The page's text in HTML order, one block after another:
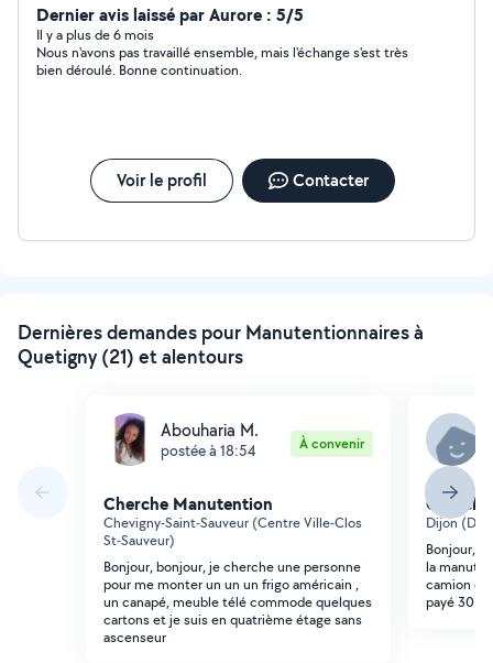
Dernier avis laissé par Aurore : 5/5
Il y a plus de 6 mois
Nous n'avons pas travaillé ensemble, mais l'échange s'est très
bien déroulé. Bonne continuation.
Voir le profil Contacter
Dernières demandes pour Manutentionnaires à
Quetigny (21) et alentours
Abouharia M.
postée à 18:54 À convenir
Cherche Manutention
Chevigny-Saint-Sauveur (Centre Ville-Clos
St-Sauveur)
Bonjour, bonjour, je cherche une personne
pour me monter un un un frigo américain ,
un canapé, meuble télé commode quelques
cartons et je suis en quatrième étage sans
ascenseur
Dijon
Bonjour,
la
camion
payé 30 si